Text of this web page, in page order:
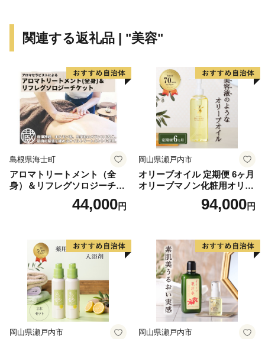
関連する返礼品 | "美容"
島根県海士町
アロマトリートメント（全
身）＆リフレグソロジーチケ
44,000円
岡山県瀬戸内市
オリーブオイル 定期便 6ヶ月
オリーブマノン化粧用オリー
ブオイル 200ml オリーブ オ
イル 美容 スキンケア 化粧用
94,000円
岡山県瀬戸内市 岡山県瀬戸内市